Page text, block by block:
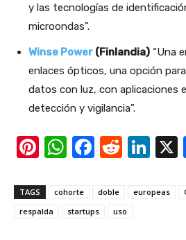
y las tecnologías de
microondas”.
Winse Power (Finlandia) “Una
enlaces ópticos, una opción
datos con luz, con aplicaciones
detección y vigilancia”.
Pi
er
e
W
at
s
F
c
e
R
d
di
Li
k
TAGS cohorte doble europeas
respalda
startups uso